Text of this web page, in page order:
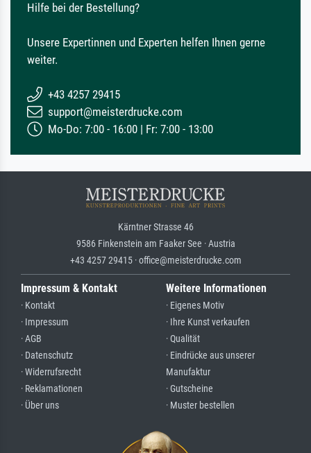
Hilfe bei der Bestellung?
Unsere Expertinnen und Experten helfen Ihnen gerne
weiter.
+43 4257 29415
support@meisterdrucke.com
Mo-Do: 7:00 - 16:00 | Fr: 7:00 - 13:00
Kärntner Strasse 46
9586 Finkenstein am Faaker See · Austria
+43 4257 29415 · office@meisterdrucke.com
Impressum & Kontakt
· Kontakt
· Impressum
· AGB
· Datenschutz
· Widerrufsrecht
· Reklamationen
· Über uns
Weitere Informationen
· Eigenes Motiv
· Ihre Kunst verkaufen
· Qualität
· Eindrücke aus unserer
Manufaktur
· Gutscheine
· Muster bestellen